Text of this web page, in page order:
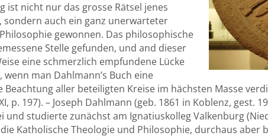
ist nicht nur das grosse Rätsel jenes
auch ein ganz unerwarteter
gewonnen. Das philosophische
Stelle gefunden, und and dieser
eine schmerzlich empfundene Lücke
man Dahlmann’s Buch eine
aller beteiligten Kreise im hächsten Masse
p. 197). – Joseph Dahlmann (geb. 1861 in Koblenz, gest.
und studierte zunächst am Ignatiuskolleg Valkenburg
Katholische Theologie und Philosophie, durchaus aber